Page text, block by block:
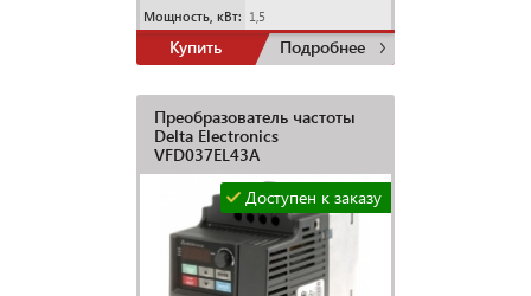
Мощность, кВт: 1,5
Купить Подробнее
Преобразователь частоты
Delta Electronics
VFD037EL43A
Доступен к заказу